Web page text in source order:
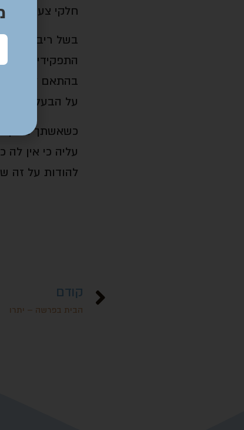
חלקי צעצועים
בשל ריבוי
התפקידים
בהתאם
על הבעל.
כשאשתך
עליה כי אין
להודות על זה
קודם
הבית בפרשה – יתרו